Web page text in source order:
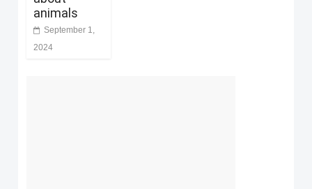
animals
September 1,
2024